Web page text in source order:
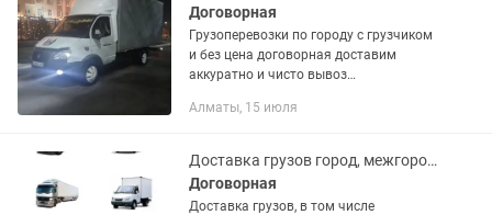
Договорная
Грузоперевозки по городу с грузчиком
и без цена договорная доставим
аккуратно и чисто вывоз
догоровримся любой груз берем
дома по...
Алматы, 15 июля
Доставка грузов город, межгород, регионы
Договорная
Доставка грузов, в том числе